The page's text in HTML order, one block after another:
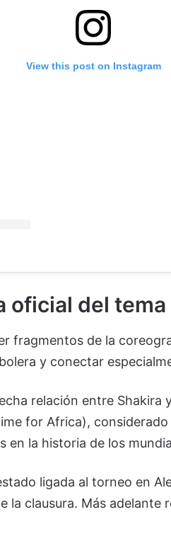
View this post on Instagram
oficial del tema
fragmentos de la
y conectar
relación entre Shakira
for Africa),
en la historia de los
ligada al torneo en
la clausura. Más adelante